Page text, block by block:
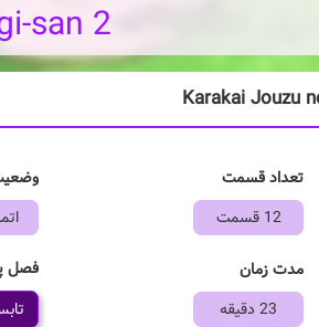
san 2
تعداد قسمت
12 قسمت
مدت زمان
23 دقیقه
فصل